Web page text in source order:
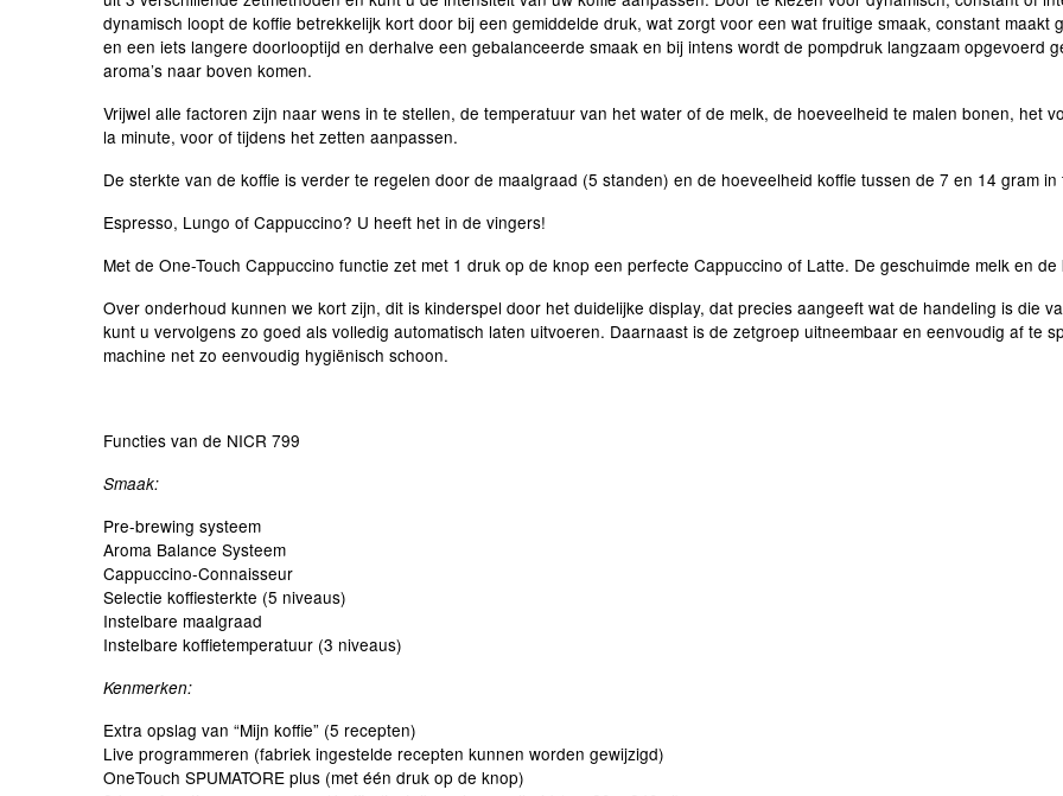
dynamisch loopt de koffie betrekkelijk kort door bij een gemiddelde druk, wat zorgt voor een wat fruitige smaak, constant
en een iets langere doorlooptijd en derhalve een gebalanceerde smaak en bij intens wordt de pompdruk langzaam opgevoerd
aroma’s naar boven komen.
Vrijwel alle factoren zijn naar wens in te stellen, de temperatuur van het water of de melk, de hoeveelheid te malen bonen, het
la minute, voor of tijdens het zetten aanpassen.
De sterkte van de koffie is verder te regelen door de maalgraad (5 standen) en de hoeveelheid koffie tussen de 7 en 14 gram
Espresso, Lungo of Cappuccino? U heeft het in de vingers!
Met de One-Touch Cappuccino functie zet met 1 druk op de knop een perfecte Cappuccino of Latte. De geschuimde melk en
Over onderhoud kunnen we kort zijn, dit is kinderspel door het duidelijke display, dat precies aangeeft wat de handeling is die
kunt u vervolgens zo goed als volledig automatisch laten uitvoeren. Daarnaast is de zetgroep uitneembaar en eenvoudig af te
machine net zo eenvoudig hygiënisch schoon.
Functies van de NICR 799
Smaak:
Pre-brewing systeem
Aroma Balance Systeem
Cappuccino-Connaisseur
Selectie koffiesterkte (5 niveaus)
Instelbare maalgraad
Instelbare koffietemperatuur (3 niveaus)
Kenmerken:
Extra opslag van “Mijn koffie” (5 recepten)
Live programmeren (fabriek ingestelde recepten kunnen worden gewijzigd)
OneTouch SPUMATORE plus (met één druk op de knop)